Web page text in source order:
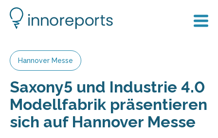
Hannover Messe
Saxony5 und Industrie 4.0
Modellfabrik präsentieren
sich auf Hannover Messe